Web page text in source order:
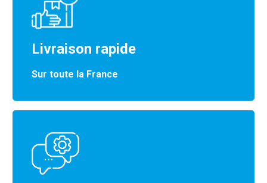
Livraison rapide
Sur toute la France